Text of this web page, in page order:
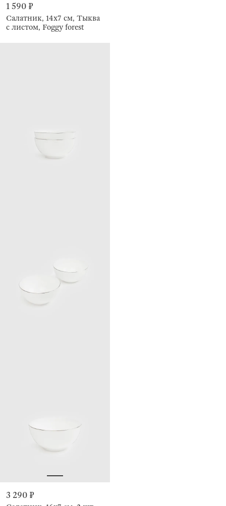
1 590 ₽
Салатник, 14х7 см, Тыква
с листом, Foggy forest
3 290 ₽